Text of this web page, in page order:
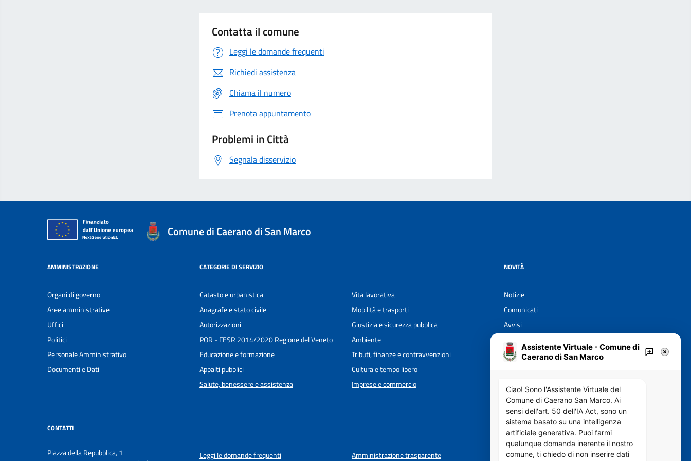
Contatta il comune
Leggi le domande frequenti
Richiedi assistenza
Chiama il numero
Prenota appuntamento
Problemi in Città
Segnala disservizio
Comune di Caerano di San Marco
AMMINISTRAZIONE
Organi di governo
Aree amministrative
Uffici
Politici
Personale Amministrativo
Documenti e Dati
CATEGORIE DI SERVIZIO
Catasto e urbanistica
Anagrafe e stato civile
Autorizzazioni
POR - FESR 2014/2020 Regione del Veneto
Educazione e formazione
Appalti pubblici
Salute, benessere e assistenza
Vita lavorativa
Mobilità e trasporti
Giustizia e sicurezza pubblica
Ambiente
Tributi, finanze e contravvenzioni
Cultura e tempo libero
Imprese e commercio
NOVITÀ
Notizie
Comunicati
Avvisi
VIVERE IL COMUNE
Luoghi
Eventi
CONTATTI
Piazza della Repubblica, 1
Leggi le domande frequenti Amministrazione trasparente
SEGUICI SU
Assistente Virtuale - Comune di
Caerano di San Marco
Ciao! Sono l'Assistente Virtuale del
Comune di Caerano San Marco. Ai
sensi dell'art. 50 dell'IA Act, sono un
sistema basato su una intelligenza
artificiale generativa. Puoi farmi
qualunque domanda inerente il nostro
comune, ti chiedo di non inserire dati